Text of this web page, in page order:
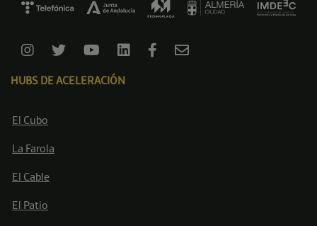
HUBS DE ACELERACIÓN
El Cubo
La Farola
El Cable
El Patio